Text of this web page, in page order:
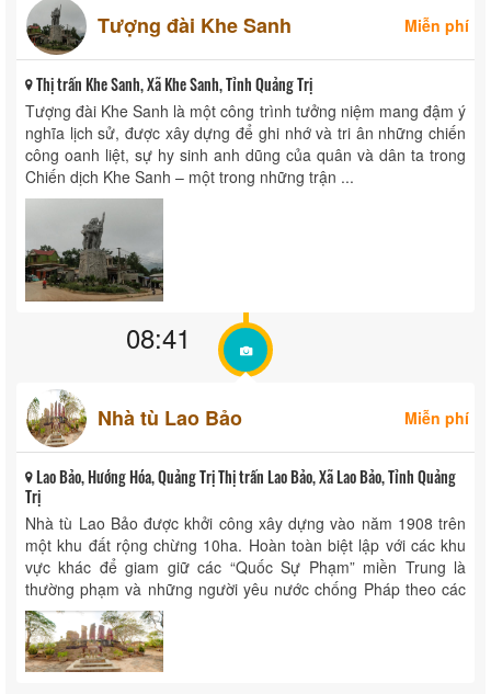
Tượng đài Khe Sanh Miễn phí
Thị trấn Khe Sanh, Xã Khe Sanh, Tỉnh Quảng Trị
Tượng đài Khe Sanh là một công trình tưởng niệm mang đậm ý
nghĩa lịch sử, được xây dựng để ghi nhớ và tri ân những chiến
công oanh liệt, sự hy sinh anh dũng của quân và dân ta trong
Chiến dịch Khe Sanh – một trong những trận ...
08:41
Nhà tù Lao Bảo Miễn phí
Lao Bảo, Hướng Hóa, Quảng Trị Thị trấn Lao Bảo, Xã Lao Bảo, Tỉnh Quảng
Trị
Nhà tù Lao Bảo được khởi công xây dựng vào năm 1908 trên
một khu đất rộng chừng 10ha. Hoàn toàn biệt lập với các khu
vực khác để giam giữ các “Quốc Sự Phạm” miền Trung là
thường phạm và những người yêu nước chống Pháp theo các
phong trào ...